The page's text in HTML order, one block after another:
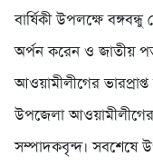
বার্ষিকী উপলক্ষে
অর্পন করেন ও জাতীয়
আওয়ামীলীগের
উপজেলা
সম্পাদকবৃন্দ। সবশেষে